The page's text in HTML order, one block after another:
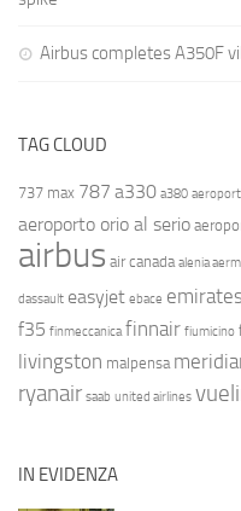
Airbus completes A350F
TAG CLOUD
737 max 787 a330 a380
aeroporto orio al serio
airbus air canada alenia
dassault easyjet ebace emirates
f35 finmeccanica finnair fiumicino
livingston malpensa
ryanair saab united airlines
IN EVIDENZA